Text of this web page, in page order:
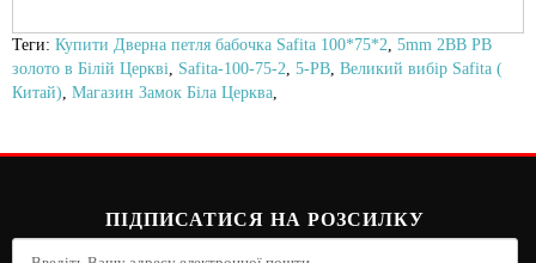
Теги: Купити Дверна петля бабочка Safita 100*75*2 5mm 2BB PB
золото в Білій Церкві
Safita-100-75-2 5-PB Великий вибір Safita (
Китай) Магазин Замок Біла Церква
ПІДПИСАТИСЯ НА РОЗСИЛКУ